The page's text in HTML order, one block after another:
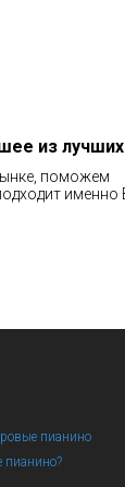
из лучших
поможем
именно
пианино
пианино?